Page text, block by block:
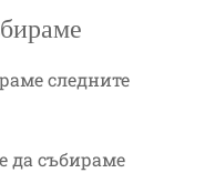
следните
да събираме